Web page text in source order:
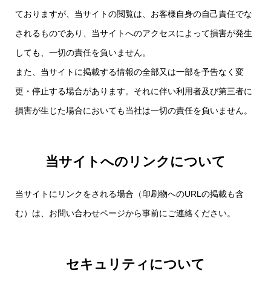
ておりますが、当サイトの閲覧は、お客様自身の自己責任でな
されるものであり、当サイトへのアクセスによって損害が発生
しても、一切の責任を負いません。
また、当サイトに掲載する情報の全部又は一部を予告なく変
更・停止する場合があります。それに伴い利用者及び第三者に
損害が生じた場合においても当社は一切の責任を負いません。
当サイトへのリンクについて
当サイトにリンクをされる場合（印刷物へのURLの掲載も含
む）は、お問い合わせページから事前にご連絡ください。
セキュリティについて